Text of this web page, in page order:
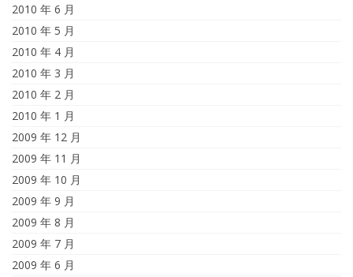
2010 年 6 月
2010 年 5 月
2010 年 4 月
2010 年 3 月
2010 年 2 月
2010 年 1 月
2009 年 12 月
2009 年 11 月
2009 年 10 月
2009 年 9 月
2009 年 8 月
2009 年 7 月
2009 年 6 月